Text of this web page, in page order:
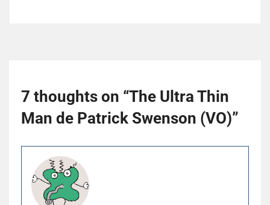
7 thoughts on “The Ultra Thin
Man de Patrick Swenson (VO)”